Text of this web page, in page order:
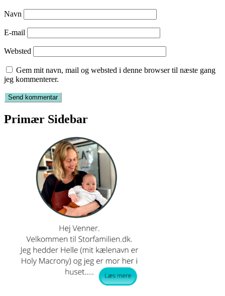
Navn
E-mail
Websted
Gem mit navn, mail og websted i denne browser til næste gang
jeg kommenterer.
Primær Sidebar